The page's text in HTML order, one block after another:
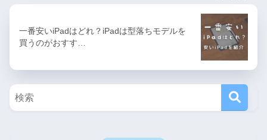
一番安いiPadはどれ？iPadは型落ちモデルを
買うのがおすす…